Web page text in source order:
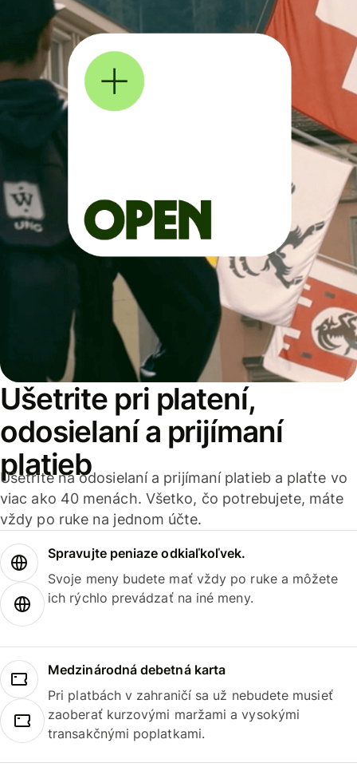
Ušetrite pri platení,
odosielaní a prijímaní
platieb
Ušetrite na odosielaní a prijímaní platieb a plaťte vo
viac ako 40 menách. Všetko, čo potrebujete, máte
vždy po ruke na jednom účte.
Spravujte peniaze odkiaľkoľvek.
Svoje meny budete mať vždy po ruke a môžete
ich rýchlo prevádzať na iné meny.
Medzinárodná debetná karta
Pri platbách v zahraničí sa už nebudete musieť
zaoberať kurzovými maržami a vysokými
transakčnými poplatkami.